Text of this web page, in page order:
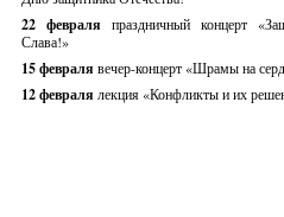
22 февраля праздничный концерт
Слава!»
15 февраля вечер-концерт «Шрамы на
12 февраля лекция «Конфликты и их